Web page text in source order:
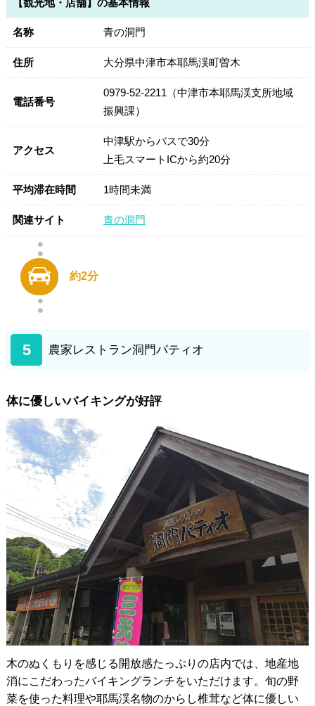
【観光地・店舗】の基本情報
名称 青の洞門
住所 大分県中津市本耶馬渓町曽木
電話番号
0979-52-2211（中津市本耶馬渓支所地域
振興課）
アクセス
中津駅からバスで30分
上毛スマートICから約20分
平均滞在時間 1時間未満
関連サイト 青の洞門
約2分
5 農家レストラン洞門パティオ
体に優しいバイキングが好評
木のぬくもりを感じる開放感たっぷりの店内では、地産地
消にこだわったバイキングランチをいただけます。旬の野
菜を使った料理や耶馬渓名物のからし椎茸など体に優しい